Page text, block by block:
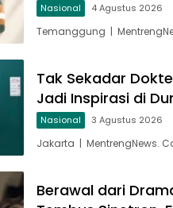
Nasional 4 Agustus 2026
Temanggung |
Tak Sekadar
Jadi Inspirasi di
Nasional 3 Agustus 2026
Jakarta | MentrengNews.
Berawal dari